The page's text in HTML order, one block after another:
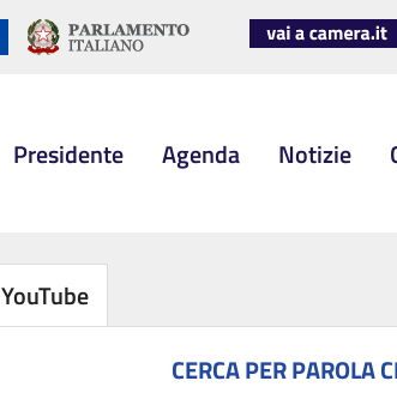
Presidente Agenda Notizie
YouTube
CERCA PER PAROLA